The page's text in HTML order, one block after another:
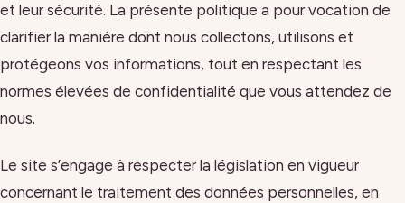
et leur sécurité. La présente politique a pour vocation de
clarifier la manière dont nous collectons, utilisons et
protégeons vos informations, tout en respectant les
normes élevées de confidentialité que vous attendez de
nous.
Le site s’engage à respecter la législation en vigueur
concernant le traitement des données personnelles, en